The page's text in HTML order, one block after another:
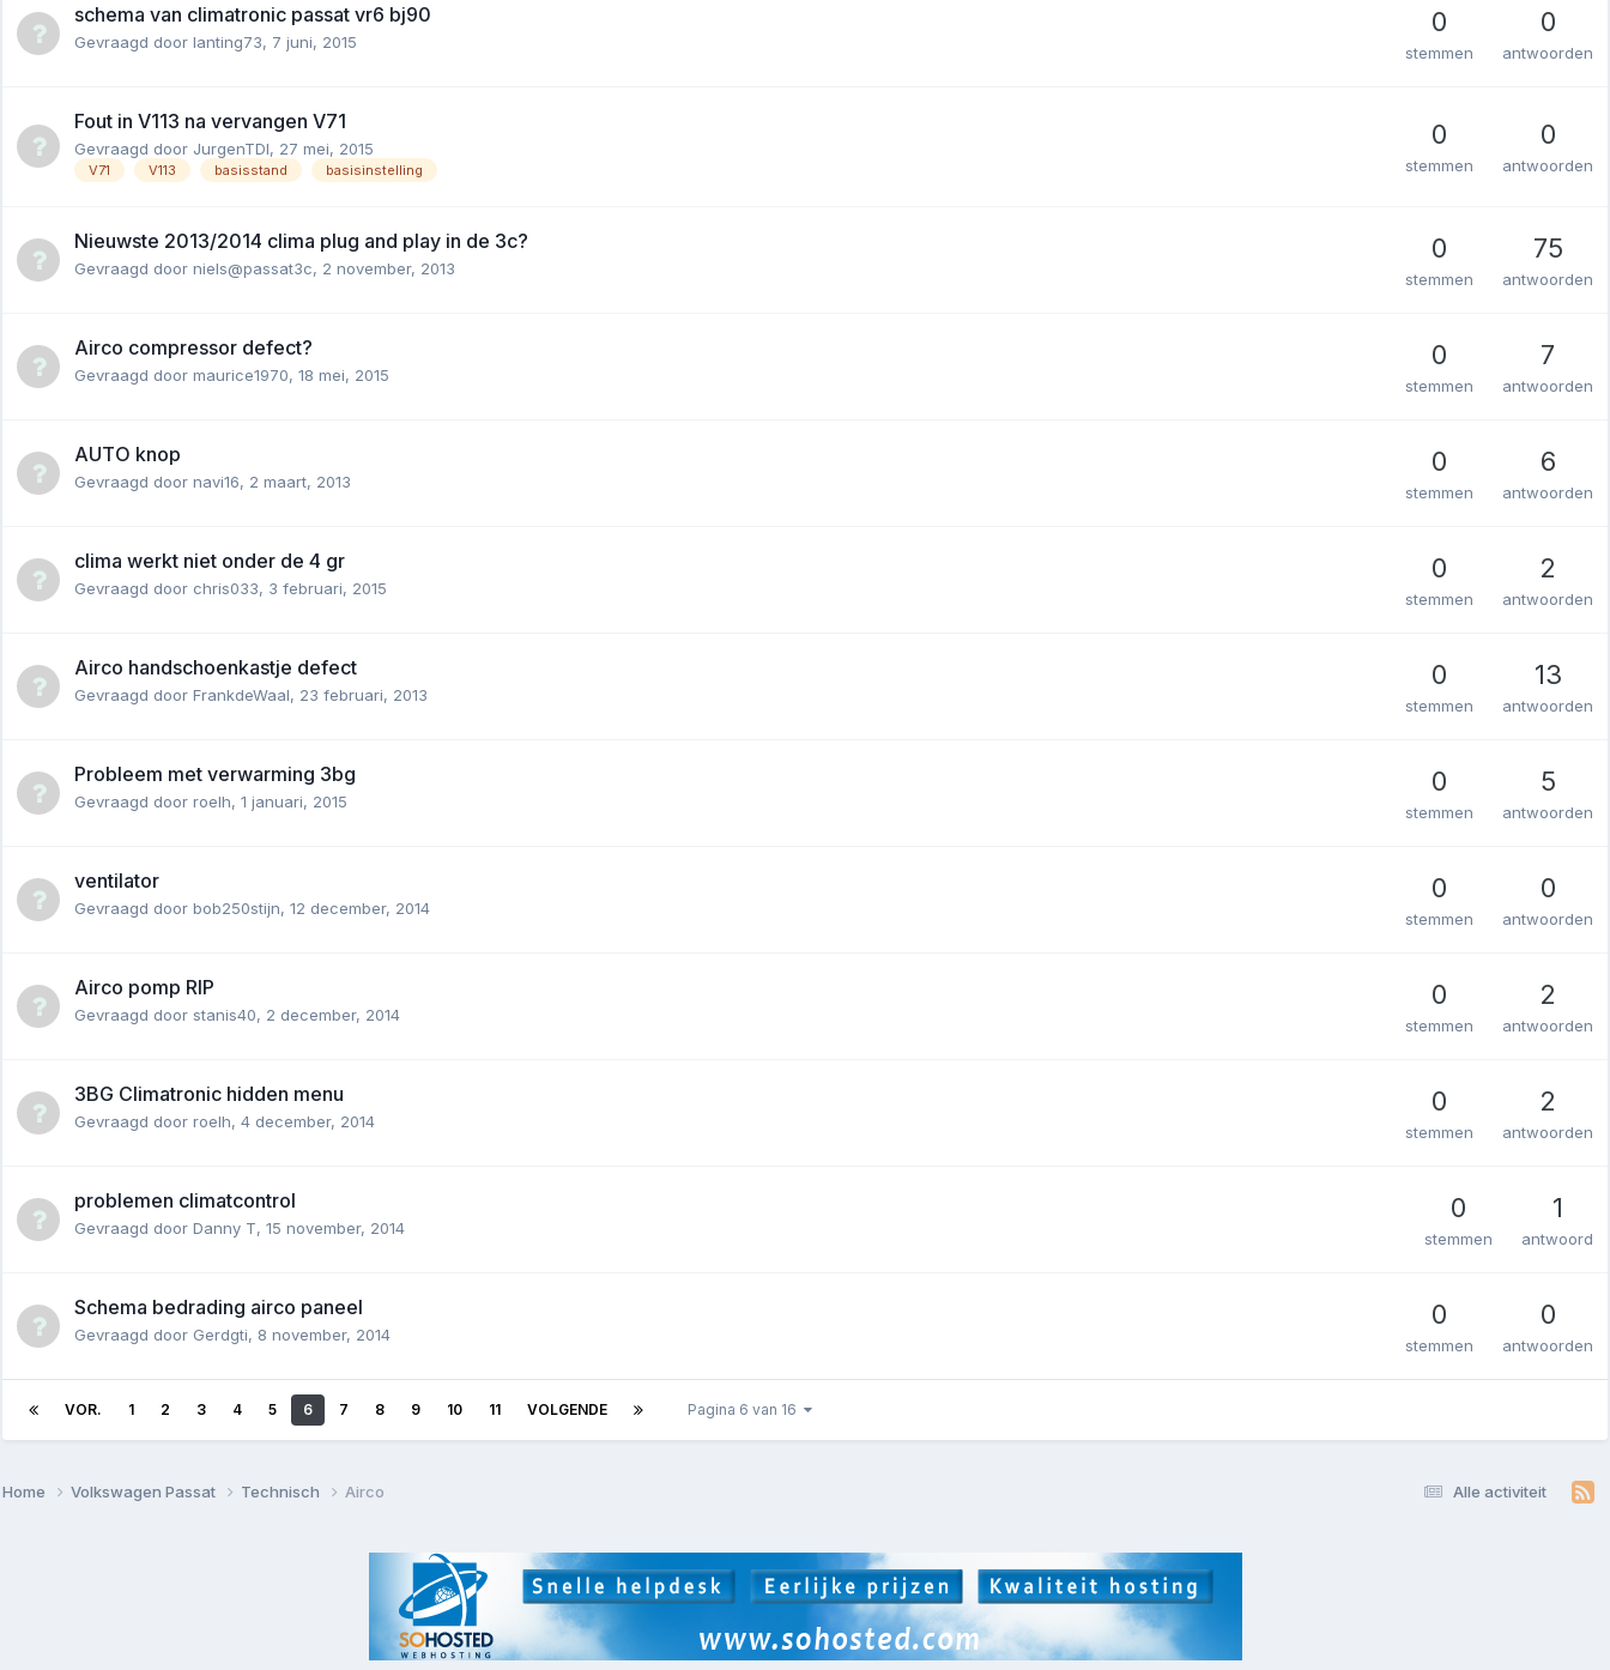
schema van climatronic passat vr6 bj90
Gevraagd door lanting73, 7 juni, 2015
0
stemmen
0
antwoorden
Fout in V113 na vervangen V71
Gevraagd door JurgenTDI, 27 mei, 2015
V71 V113 basisstand basisinstelling
0
stemmen
0
antwoorden
Nieuwste 2013/2014 clima plug and play in de 3c?
Gevraagd door niels@passat3c, 2 november, 2013
0
stemmen
75
antwoorden
Airco compressor defect?
Gevraagd door maurice1970, 18 mei, 2015
0
stemmen
7
antwoorden
AUTO knop
Gevraagd door navi16, 2 maart, 2013
0
stemmen
6
antwoorden
clima werkt niet onder de 4 gr
Gevraagd door chris033, 3 februari, 2015
0
stemmen
2
antwoorden
Airco handschoenkastje defect
Gevraagd door FrankdeWaal, 23 februari, 2013
0
stemmen
13
antwoorden
Probleem met verwarming 3bg
Gevraagd door roelh, 1 januari, 2015
0
stemmen
5
antwoorden
ventilator
Gevraagd door bob250stijn, 12 december, 2014
0
stemmen
0
antwoorden
Airco pomp RIP
Gevraagd door stanis40, 2 december, 2014
0
stemmen
2
antwoorden
3BG Climatronic hidden menu
Gevraagd door roelh, 4 december, 2014
0
stemmen
2
antwoorden
problemen climatcontrol
Gevraagd door Danny T, 15 november, 2014
0
stemmen
1
antwoord
Schema bedrading airco paneel
Gevraagd door Gerdgti, 8 november, 2014
0
stemmen
0
antwoorden
VOR. 1 2 3 4 5 6 7 8 9 10 11 VOLGENDE Pagina 6 van 16
Alle activiteit
Home Volkswagen Passat Technisch Airco